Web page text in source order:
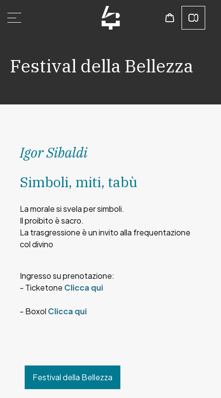
Festival della Bellezza
Igor Sibaldi
Simboli, miti, tabù
La morale si svela per simboli.
Il proibito è sacro.
La trasgressione è un invito alla frequentazione
col divino
Ingresso su prenotazione:
- Ticketone Clicca qui
- Boxol Clicca qui
Festival della Bellezza